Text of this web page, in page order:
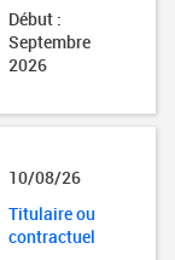
Début :
Septembre
2026
10/08/26
Titulaire ou
contractuel